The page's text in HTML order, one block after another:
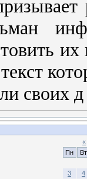
своих
«
Пн
Вт
3
4